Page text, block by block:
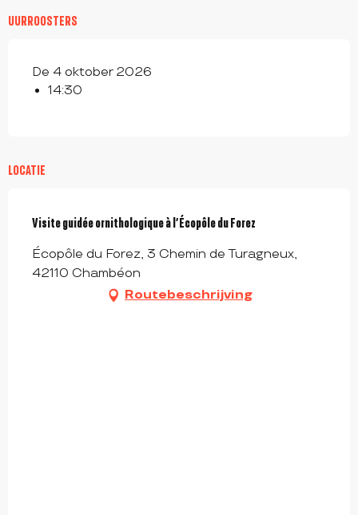
UURROOSTERS
De 4 oktober 2026
14:30
LOCATIE
Visite guidée ornithologique à l’Écopôle du Forez
Écopôle du Forez, 3 Chemin de Turagneux,
42110 Chambéon
Routebeschrijving